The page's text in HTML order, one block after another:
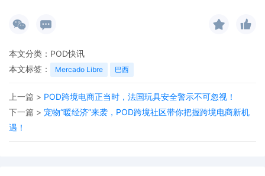
份额稳居首位，展现出强大的竞争力。Shopee和亚马逊分别以
商品种类、便捷的购物流程和良好的售后服务，吸引了大量消费
者。
在品类表现方面，各品类呈现出明显的分化。运动品类表现亮眼，
环比增长30.1%，其中耐克品牌的流量增幅更是达到了62.4%，这可
能与巴西人热爱运动的文化传统以及运动健身意识的提升有关。珠
本文分类： POD快讯
本文标签：
Mercado Libre 巴西
上一篇 > POD跨境电商正当时，法国玩具安全警示不可忽视！
下一篇 > 宠物“暖经济”来袭，POD跨境社区带你把握跨境电商新机
遇！